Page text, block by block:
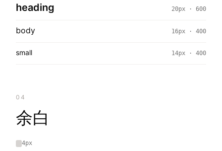
heading 20px · 600
body 16px · 400
small 14px · 400
04
余白
4px